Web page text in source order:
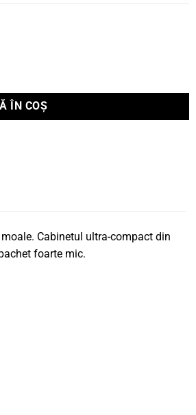
ÎN COȘ
Cabinetul ultra-compact din
foarte mic.